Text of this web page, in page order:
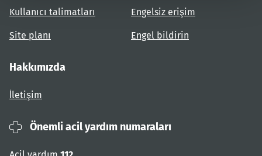
Kullanıcı talimatları
Site planı
Engelsiz erişim
Engel bildirin
Hakkımızda
İletişim
Önemli acil yardım numaraları